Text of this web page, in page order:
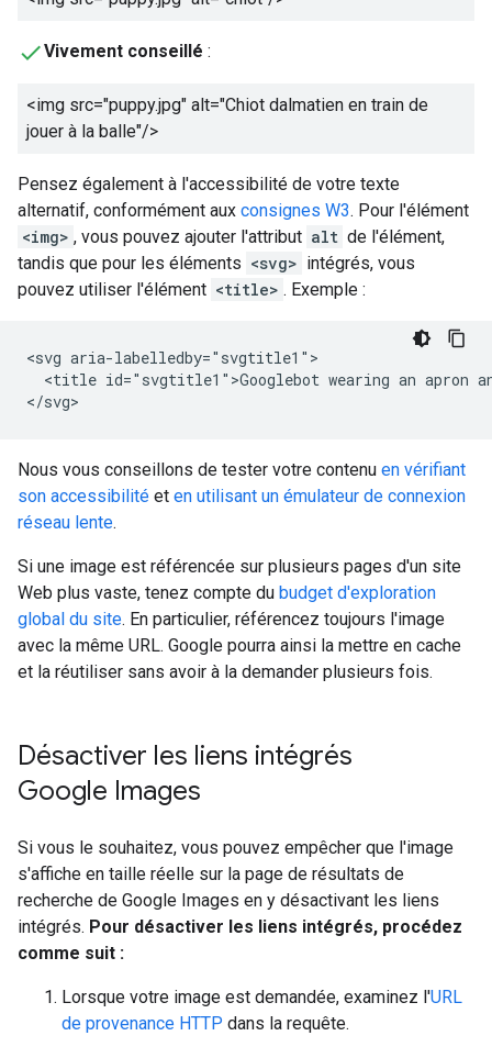
Vivement conseillé :
<img src="puppy.jpg" alt="Chiot dalmatien en train de
jouer à la balle"/>
Pensez également à l'accessibilité de votre texte
alternatif, conformément aux consignes W3. Pour l'élément
<img> , vous pouvez ajouter l'attribut alt de l'élément,
tandis que pour les éléments <svg> intégrés, vous
pouvez utiliser l'élément <title> . Exemple :
<svg aria-labelledby="svgtitle1">
<title id="svgtitle1">Googlebot wearing an apron
</svg>
Nous vous conseillons de tester votre contenu en vérifiant
son accessibilité et en utilisant un émulateur de connexion
réseau lente.
Si une image est référencée sur plusieurs pages d'un site
Web plus vaste, tenez compte du budget d'exploration
global du site. En particulier, référencez toujours l'image
avec la même URL. Google pourra ainsi la mettre en cache
et la réutiliser sans avoir à la demander plusieurs fois.
Désactiver les liens intégrés
Google Images
Si vous le souhaitez, vous pouvez empêcher que l'image
s'affiche en taille réelle sur la page de résultats de
recherche de Google Images en y désactivant les liens
intégrés. Pour désactiver les liens intégrés, procédez
comme suit :
Lorsque votre image est demandée, examinez l'URL
de provenance HTTP dans la requête.